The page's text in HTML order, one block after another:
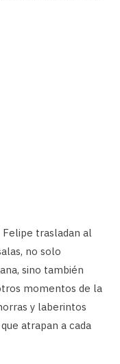
trasladan al
no solo
sino también
momentos de la
y laberintos
atrapan a cada